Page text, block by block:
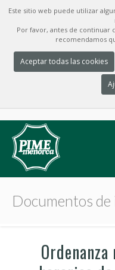
Este sitio web puede utilizar
Por favor, antes de continuar
recomendamos
Aceptar todas las cookies
Documentos